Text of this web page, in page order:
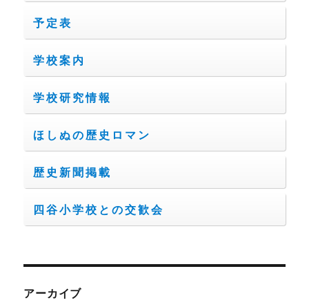
予定表
学校案内
学校研究情報
ほしぬの歴史ロマン
歴史新聞掲載
四谷小学校との交歓会
アーカイブ